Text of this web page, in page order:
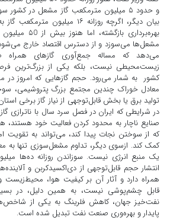
و حدود ۵ میلیون مترمکعب گاز مشعل در
بیان دیگر، اگرچه روزانه ۱۶
بهره‌برداری
مشعل‌ها می‌سوزد و از دسترس اقتصاد خارج
می‌دهد که مساله جمع‌آوری گازهای همراه
زیست‌محیطی نیست، بلکه یکی از بزرگ‌ترین
کشور به شمار می‌رود. حجم گازهایی که امروز در
معادل خوراک چندین مجتمع بزرگ پتروشیمی،
تولید برق یا بخش قابل‌توجهی از نیاز گاز برخی
در شرایطی که ایران در فصل سرد سال با ناترازی
صنایع ناچار به محدود کردن فعالیت خود هستند،
که از سوختن نجات پیدا کند، می‌تواند به تقویت
کمک کند. ازسوی دیگر، تداوم مشعل‌سوزی تنها به
یک منبع انرژی نیست. سوزاندن روزانه ده‌ها
انتشار حجم قابل‌توجهی از دی‌اکسیدکربن و
همراه دارد و آثار آن بر کیفیت هوا،
قابل چشم‌پوشی نیست، به همین دلیل، در
نفت‌خیز جهان، کاهش فلرینگ به یکی از
پایدار و بهره‌وری صنعت نفت تبدیل شده است.